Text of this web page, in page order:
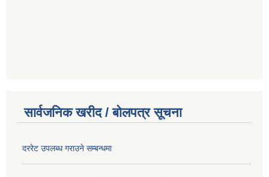
सार्वजनिक खरीद / बोलपत्र सूचना
दररेट उपलब्ध गराउने सम्बन्धमा